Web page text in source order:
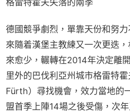
格雷特霍夫失落的兩季
德國競爭劇烈，單靠天份和努
來隨着漢堡主教練又一次更迭
來愈少，輾轉在2014年決定離
里外的巴伐利亞州城市格雷特
Fürth）尋找機會，效力當地的
盟首季上陣14場之後受傷，次